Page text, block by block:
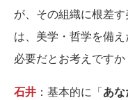
が、その組織に根差
は、美学・哲学を備
必要だとお考えですか
石井 ：基本的に「あ